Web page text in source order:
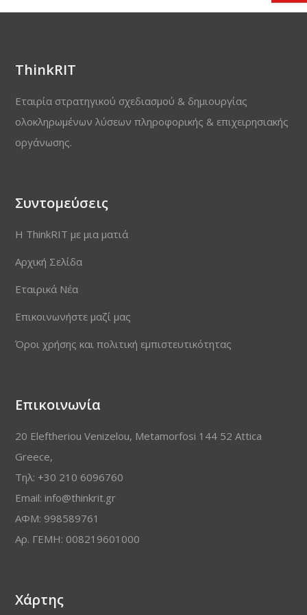
ThinkRIT
Εταιρία στρατηγικού σχεδιασμού & δημιουργίας
ολοκληρωμένων λύσεων πληροφορικής & επιχειρησιακής
οργάνωσης.
Συντομεύσεις
Η ThinkRIT με μια ματιά
Αρχική Σελίδα
Εταιρικά Νέα
Επικοινωνήστε μαζί μας
Όροι χρήσης και πολιτική εμπιστευτικότητας
Επικοινωνία
20 Eleftheriou Venizelou, Metamorfosi 144 52 Attica
Greece,
Τηλ: +30 210 6096760
Email: info@thinkrit.gr
ΑΦΜ: 998589761
Αρ. ΓΕΜΗ: 008219601000
Χάρτης